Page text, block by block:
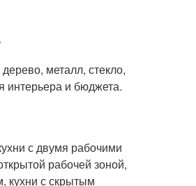
металл, стекло,
интерьера и бюджета.
с двумя рабочими
рабочей зоной,
кухни с скрытым